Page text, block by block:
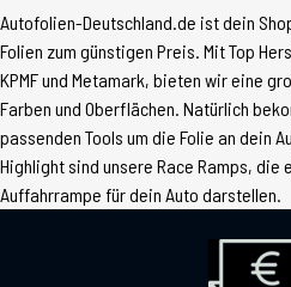
Autofolien-Deutschland.de ist dein
Folien zum günstigen Preis. Mit Top
KPMF und Metamark, bieten wir eine
Farben und Oberflächen. Natürlich
passenden Tools um die Folie an dein
Highlight sind unsere Race Ramps, die
Auffahrrampe für dein Auto darstellen.